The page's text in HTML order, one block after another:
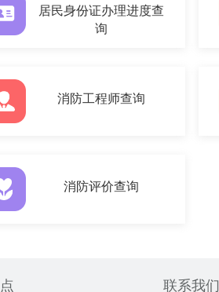
居民身份证办理进度查
询
消防工程师查询
消防评价查询
联系我们